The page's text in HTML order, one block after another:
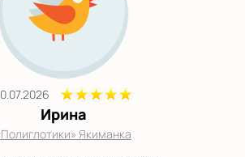
Ирина
Якиманка